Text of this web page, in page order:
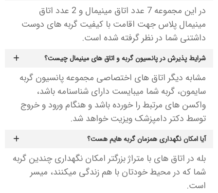
در این مجموعه 7 عدد اتاق مینیمال و 2 عدد اتاق
مینیمال پلاس جهت اقامت با کیفیت گربه های دوست
داشتنی شما در نظر گرفته شده است.
شرایط پذیرش در پانسیون گربه و اتاق های مینیمال چیست؟
مشابه دیگر اتاق های اختصاصی مجموعه پانسیون گربه
سایمون، گربه شما میبایست دارای شناسنامه باشد،
واکسن های مرتبط را خورده باشد و هنگام ورود و خروج
توسط دکتر دامپزشک ویزیت خواهد شد.
آیا امکان نگهداری همزمان گربه هایم هست؟
بله در اتاق های با متراژ بزرگتر امکان نگهداری چندین گربه
شما که در محیط خودتان با هم زندگی میکنند، میسر
است.